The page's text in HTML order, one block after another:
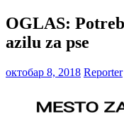
OGLAS:
azilu za pse
октобар 8, 2018 Reporter